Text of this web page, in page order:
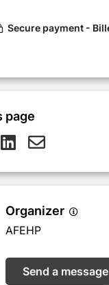
page
Organizer
AFEHP
Send a message